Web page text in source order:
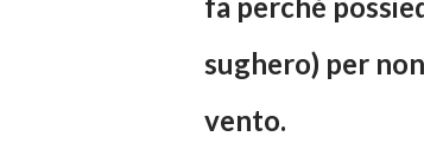
sughero) per
vento.